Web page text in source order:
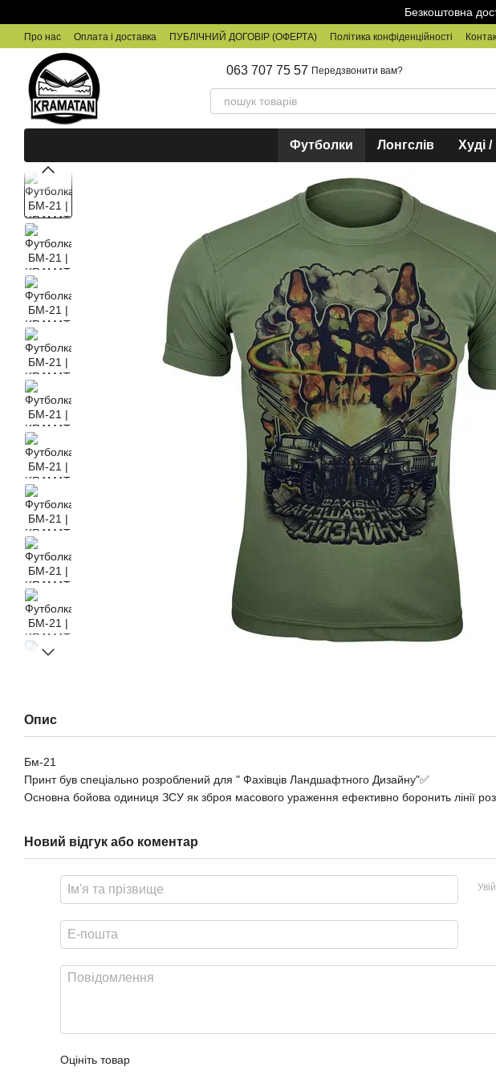
Безкоштовна
Про нас Оплата і доставка ПУБЛІЧНИЙ ДОГОВІР (ОФЕРТА) Політика конфіденційності
063 707 75 57 Передзвонити вам?
Футболки Лонгслів Худі
Опис
Бм-21
Принт був спеціально розроблений для " Фахівців Ландшафтного Дизайну"✅
Основна бойова одиниця ЗСУ як зброя масового ураження ефективно боронить лінії
Новий відгук або коментар
Оцініть товар